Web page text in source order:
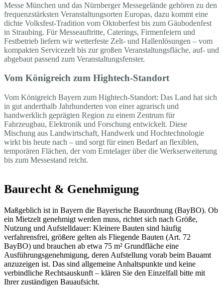
Messe München und das Nürnberger Messegelände gehören zu den
frequenzstärksten Veranstaltungsorten Europas, dazu kommt eine
dichte Volksfest-Tradition vom Oktoberfest bis zum Gäubodenfest
in Straubing. Für Messeauftritte, Caterings, Firmenfeiern und
Festbetrieb liefern wir wetterfeste Zelt- und Hallenlösungen – vom
kompakten Servicezelt bis zur großen Veranstaltungsfläche, auf- und
abgebaut passend zum Veranstaltungsfenster.
Vom Königreich zum Hightech-Standort
Vom Königreich Bayern zum Hightech-Standort: Das Land hat sich
in gut anderthalb Jahrhunderten von einer agrarisch und
handwerklich geprägten Region zu einem Zentrum für
Fahrzeugbau, Elektronik und Forschung entwickelt. Diese
Mischung aus Landwirtschaft, Handwerk und Hochtechnologie
wirkt bis heute nach – und sorgt für einen Bedarf an flexiblen,
temporären Flächen, der vom Erntelager über die Werkserweiterung
bis zum Messestand reicht.
Baurecht & Genehmigung
Maßgeblich ist in Bayern die Bayerische Bauordnung (BayBO). Ob
ein Mietzelt genehmigt werden muss, richtet sich nach Größe,
Nutzung und Aufstelldauer: Kleinere Bauten sind häufig
verfahrensfrei, größere gelten als Fliegende Bauten (Art. 72
BayBO) und brauchen ab etwa 75 m² Grundfläche eine
Ausführungsgenehmigung, deren Aufstellung vorab beim Bauamt
anzuzeigen ist. Das sind allgemeine Anhaltspunkte und keine
verbindliche Rechtsauskunft – klären Sie den Einzelfall bitte mit
Ihrer zuständigen Bauaufsicht.